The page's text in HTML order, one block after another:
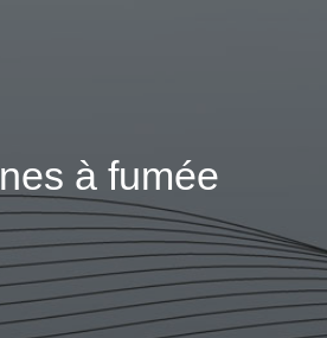
à fumée